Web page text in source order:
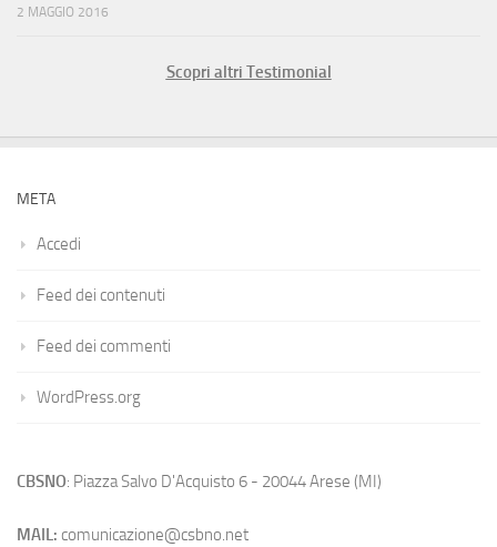
2 MAGGIO 2016
Scopri altri Testimonial
META
Accedi
Feed dei contenuti
Feed dei commenti
WordPress.org
CBSNO: Piazza Salvo D'Acquisto 6 - 20044 Arese (MI)
MAIL: comunicazione@csbno.net